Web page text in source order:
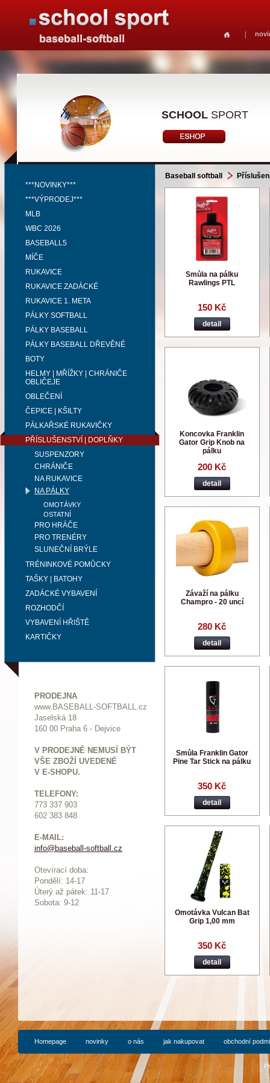
SCHOOL SPORT
***NOVINKY***
***VÝPRODEJ***
MLB
WBC 2026
BASEBALL5
MÍČE
RUKAVICE
RUKAVICE ZADÁCKÉ
RUKAVICE 1. META
PÁLKY SOFTBALL
PÁLKY BASEBALL
PÁLKY BASEBALL DŘEVĚNÉ
BOTY
HELMY | MŘÍŽKY | CHRÁNIČE
OBLIČEJE
OBLEČENÍ
ČEPICE | KŠILTY
PÁLKAŘSKÉ RUKAVIČKY
PŘÍSLUŠENSTVÍ | DOPLŇKY
SUSPENZORY
CHRÁNIČE
NA RUKAVICE
NA PÁLKY
OMOTÁVKY
OSTATNÍ
PRO HRÁČE
PRO TRENÉRY
SLUNEČNÍ BRÝLE
TRÉNINKOVÉ POMŮCKY
TAŠKY | BATOHY
ZADÁCKÉ VYBAVENÍ
ROZHODČÍ
VYBAVENÍ HŘIŠTĚ
KARTIČKY
PRODEJNA
www.BASEBALL-SOFTBALL.cz
Jaselská 18
160 00 Praha 6 - Dejvice
V PRODEJNĚ NEMUSÍ BÝT
VŠE ZBOŽÍ UVEDENÉ
V E-SHOPU.
TELEFONY:
773 337 903
602 383 848
E-MAIL:
info@baseball-softball.cz
Otevírací doba:
Pondělí: 14-17
Úterý až pátek: 11-17
Sobota: 9-12
Baseball softball
Smůla na pálku
Rawlings PTL
150 Kč
detail
Koncovka Franklin
Gator Grip Knob na
pálku
200 Kč
detail
Závaží na pálku
Champro - 20 uncí
280 Kč
detail
Smůla Franklin Gator
Pine Tar Stick na pálku
350 Kč
detail
Omotávka Vulcan Bat
Grip 1,00 mm
350 Kč
detail
Homepage novinky o nás jak nakupovat obchodní